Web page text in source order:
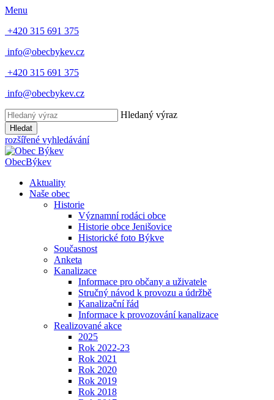
Menu
+420 315 691 375
info@obecbykev.cz
+420 315 691 375
info@obecbykev.cz
Hledaný výraz
Hledat
rozšířené vyhledávání
ObecBýkev
Aktuality
Naše obec
Historie
Významní rodáci obce
Historie obce Jenišovice
Historické foto Býkve
Současnost
Anketa
Kanalizace
Informace pro občany a uživatele
Stručný návod k provozu a údržbě
Kanalizační řád
Informace k provozování kanalizace
Realizované akce
2025
Rok 2022-23
Rok 2021
Rok 2020
Rok 2019
Rok 2018